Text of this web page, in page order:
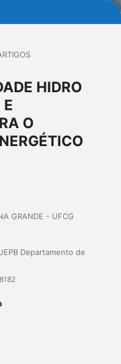
HIDRO
O
GRANDE - UFCG
Departamento de